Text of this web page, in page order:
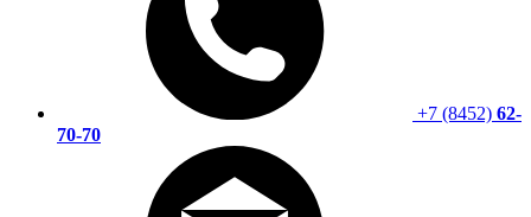
+7 (8452) 62-
70-70